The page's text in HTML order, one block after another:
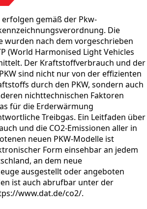
gemäß der Pkw-
Die
wurden nach dem vorgeschrieben
(World Harmonised Light Vehicles
Der Kraftstoffverbrauch und der
sind nicht nur von der effizienten
durch den PKW, sondern auch
nichttechnischen Faktoren
für die Erderwärmung
Treibgas. Ein Leitfaden über
und die CO2-Emissionen aller in
neuen PKW-Modelle ist
Form einsehbar an jedem
an dem neue
ausgestellt oder angeboten
ist auch abrufbar unter der
www.dat.de/co2/.